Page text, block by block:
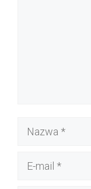
Nazwa